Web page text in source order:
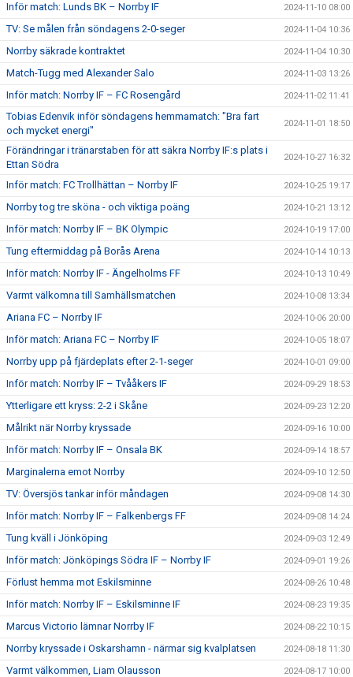
Inför match: Lunds BK – Norrby IF 2024-11-10 08:00
TV: Se målen från söndagens 2-0-seger 2024-11-04 10:36
Norrby säkrade kontraktet 2024-11-04 10:30
Match-Tugg med Alexander Salo 2024-11-03 13:26
Inför match: Norrby IF – FC Rosengård 2024-11-02 11:41
Tobias Edenvik inför söndagens hemmamatch: "Bra fart
och mycket energi"
2024-11-01 18:50
Förändringar i tränarstaben för att säkra Norrby IF:s plats i
Ettan Södra
2024-10-27 16:32
Inför match: FC Trollhättan – Norrby IF 2024-10-25 19:17
Norrby tog tre sköna - och viktiga poäng 2024-10-21 13:12
Inför match: Norrby IF – BK Olympic 2024-10-19 17:00
Tung eftermiddag på Borås Arena 2024-10-14 10:13
Inför match: Norrby IF - Ängelholms FF 2024-10-13 10:49
Varmt välkomna till Samhällsmatchen 2024-10-08 13:34
Ariana FC – Norrby IF 2024-10-06 20:00
Inför match: Ariana FC – Norrby IF 2024-10-05 18:07
Norrby upp på fjärdeplats efter 2-1-seger 2024-10-01 09:00
Inför match: Norrby IF – Tvååkers IF 2024-09-29 18:53
Ytterligare ett kryss: 2-2 i Skåne 2024-09-23 12:20
Målrikt när Norrby kryssade 2024-09-16 10:00
Inför match: Norrby IF – Onsala BK 2024-09-14 18:57
Marginalerna emot Norrby 2024-09-10 12:50
TV: Översjös tankar inför måndagen 2024-09-08 14:30
Inför match: Norrby IF – Falkenbergs FF 2024-09-08 14:24
Tung kväll i Jönköping 2024-09-03 12:49
Inför match: Jönköpings Södra IF – Norrby IF 2024-09-01 19:26
Förlust hemma mot Eskilsminne 2024-08-26 10:48
Inför match: Norrby IF – Eskilsminne IF 2024-08-23 19:35
Marcus Victorio lämnar Norrby IF 2024-08-22 10:15
Norrby kryssade i Oskarshamn - närmar sig kvalplatsen 2024-08-18 11:30
Varmt välkommen, Liam Olausson 2024-08-17 10:00